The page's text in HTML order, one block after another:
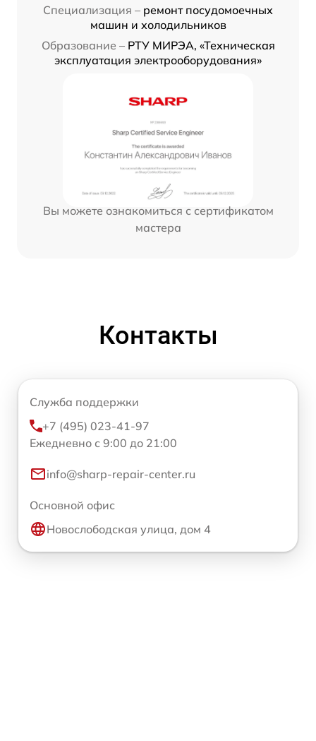
Специализация – ремонт посудомоечных
машин и холодильников
Образование – РТУ МИРЭА, «Техническая
эксплуатация электрооборудования»
Вы можете ознакомиться с сертификатом
мастера
Контакты
Служба поддержки
+7 (495) 023-41-97
Ежедневно с 9:00 до 21:00
info@sharp-repair-center.ru
Основной офис
Новослободская улица, дом 4